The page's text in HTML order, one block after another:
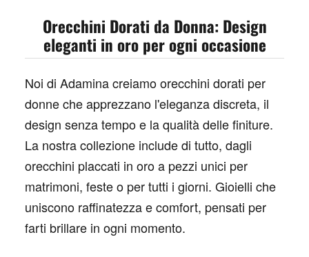
Orecchini Dorati da Donna: Design
eleganti in oro per ogni occasione
Noi di Adamina creiamoorecchini dorati per
donne che apprezzano l'eleganza discreta, il
design senza tempo e la qualità delle finiture.
La nostra collezione include di tutto, dagli
orecchini placcati in oroa pezzi unici per
matrimoni, feste o per tutti i giorni. Gioielli che
uniscono raffinatezza e comfort, pensati per
farti brillare in ogni momento.